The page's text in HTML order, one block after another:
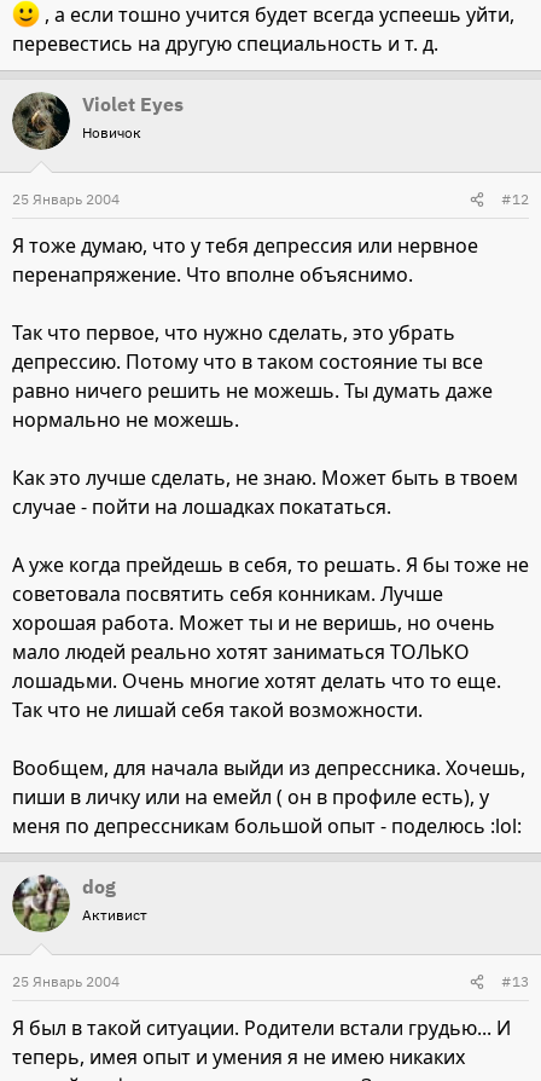
, а если тошно учится будет всегда успеешь уйти,
перевестись на другую специальность и т. д.
Violet Eyes
Новичок
25 Январь 2004 #12
Я тоже думаю, что у тебя депрессия или нервное
перенапряжение. Что вполне объяснимо.
Так что первое, что нужно сделать, это убрать
депрессию. Потому что в таком состояние ты все
равно ничего решить не можешь. Ты думать даже
нормально не можешь.
Как это лучше сделать, не знаю. Может быть в твоем
случае - пойти на лошадках покататься.
А уже когда прейдешь в себя, то решать. Я бы тоже не
советовала посвятить себя конникам. Лучше
хорошая работа. Может ты и не веришь, но очень
мало людей реально хотят заниматься ТОЛЬКО
лошадьми. Очень многие хотят делать что то еще.
Так что не лишай себя такой возможности.
Вообщем, для начала выйди из депрессника. Хочешь,
пиши в личку или на емейл ( он в профиле есть), у
меня по депрессникам большой опыт - поделюсь :lol:
dog
Активист
25 Январь 2004 #13
Я был в такой ситуации. Родители встали грудью... И
теперь, имея опыт и умения я не имею никаких